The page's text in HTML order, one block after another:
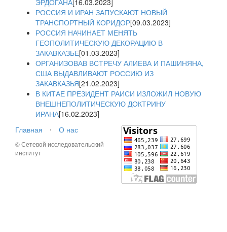
ЭРДОГАНА[16.03.2023]
РОССИЯ И ИРАН ЗАПУСКАЮТ НОВЫЙ
ТРАНСПОРТНЫЙ КОРИДОР[09.03.2023]
РОССИЯ НАЧИНАЕТ МЕНЯТЬ
ГЕОПОЛИТИЧЕСКУЮ ДЕКОРАЦИЮ В
ЗАКАВКАЗЬЕ[01.03.2023]
ОРГАНИЗОВАВ ВСТРЕЧУ АЛИЕВА И ПАШИНЯНА,
США ВЫДАВЛИВАЮТ РОССИЮ ИЗ
ЗАКАВКАЗЬЯ[21.02.2023]
В КИТАЕ ПРЕЗИДЕНТ РАИСИ ИЗЛОЖИЛ НОВУЮ
ВНЕШНЕПОЛИТИЧЕСКУЮ ДОКТРИНУ
ИРАНА[16.02.2023]
Главная
⋅ О нас
© Сетевой исследовательский
институт